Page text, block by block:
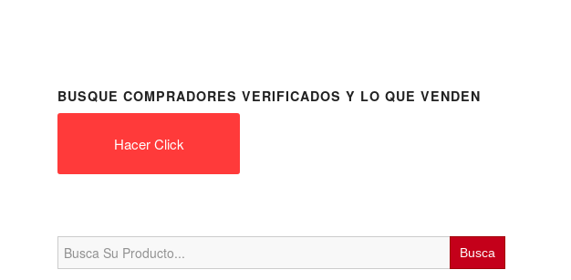
BUSQUE COMPRADORES VERIFICADOS Y LO QUE VENDEN
Hacer Click
Search
for: